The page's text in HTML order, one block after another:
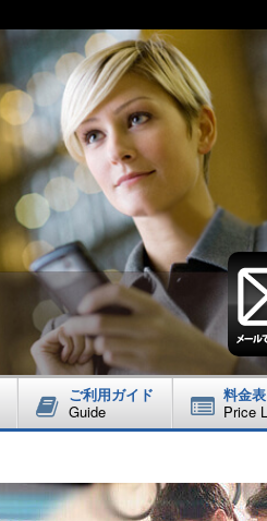
ご利用ガイド
Guide
料金表
Price